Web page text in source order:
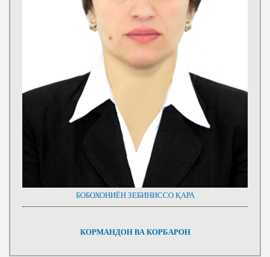
БОБОХОНИЁН ЗЕБИНИССО ҚАРА
КОРМАНДОН ВА КОРБАРОН